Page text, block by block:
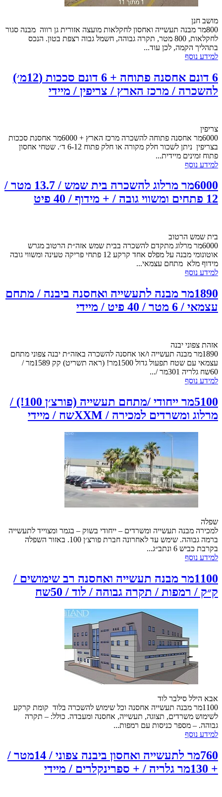
מושב חנן
800מר מבנה תעשייה ואחסון לחקלאות מועצה אזורית גן רווה מבנה סגור
לחקלאות, 800 מטר, תקרה גבוהה, חשמל גבוה רצפת בטון. הנכס
בתהליך הקמה, לכן עוד...
למידע נוסף
6 דונם אחסנה פתוחה + 6 דונם סככות (12מ׳)
להשכרה / מרכז הארץ / צריפין / מיידי
צריפין
6000מר אחסנה פתוחה להשכרה מרכז הארץ + 6000מר אחסנת סככות
בצריפין ניתן לשכור חלק מקורה או חלק פתוח 6-12 ד׳. שטחי אחסון
פתוח זמינים מיידית...
למידע נוסף
6000מר מרלוג להשכרה בית שמש / 13.7 מטר /
12 פתחים ומשווי גובה / + מידוף / 40 פיט
בית שמש הרטוב
6000מר מרלוג מתקדם להשכרה בבית שמש אזה״ת הרטוב מגרש
אוטונומי מבנה על מפלס אחד קרקע 12 פתחי פריקה טעינה ומשווי גובה
מידוף מלא מתחם עצמאי...
למידע נוסף
1890מר מבנה לתעשייה ואחסנה ביבנה / מתחם
עצמאי / 6 מטר / 40 פיט / מיידי
אזהת צפוני יבנה
1890מר מבנה תעשייה ו/או אחסנה להשכרה באזה״ת יבנה צפוני מתחם
עצמאי עם שטח תפעול גדול 1500מר! (ראה תשריט) קק 1589מר /
60שח גלריה 301מר /...
למידע נוסף
5100מר ייחודי /מתחם תעשייה (פורצ׳ן 100!) /
מרלוג ומשרדים למכירה / XXMשח / מיידי
שפלה
למכירה מבנה תעשייה ומשרדים – ייחודי בשוק – בגמר ומצוייד לתעשייה
ברמה גבוהה. שימש עד לאחרונה חברת פורצ׳ן 100. באזור השפלה
בקרבת כביש 6 ונתב״ג...
למידע נוסף
1100מר מבנה תעשייה ואחסנה רב שימושים /
ק״ק / רמפות / תקרה גבוהה / לוד / 50שח
אבא הילל סילבר לוד
1100מר מבנה תעשייה אחסנה וכל שימוש להשכרה בלוד קומת קרקע
לשימוש משרדים, תצוגה, תעשייה, אחסנה ומעבדה. כולל: – תקרה
גבוהה. – מספר כניסות עם רמפות...
למידע נוסף
760מר לתעשייה ואחסון ביבנה צפוני / 14מטר /
+ 130מר גלריה / + ספרינקלרים / מיידי